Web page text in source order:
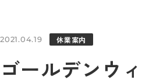
2021.04.19 休業案内
ゴールデンウ